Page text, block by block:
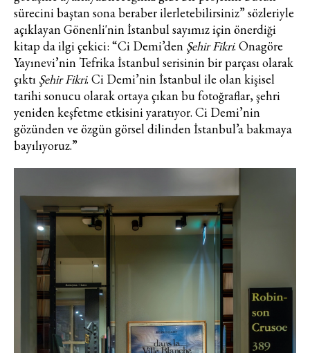
Turkuvaz Haberleşme ve Yayıncılık
A.Ş. tarafından
https://vogue.com.tr/internet sitesi
üzerinden sunulan ürün ve
hizmetlere ilişkin reklam, tanıtım,
pazarlama ve kutlama/ temenni
amaçlı her türlü e-bülten/ ticari
elektronik ileti gönderiminin e-posta
yoluyla tarafıma yapılmasına onay
soyad ve e-posta adresi verilerimin
işlenmesine açık rıza veriyorum.
KAPAT
sürecini baştan sona beraber ilerletebilirsiniz” sözleriyle
açıklayan Gönenli'nin İstanbul sayımız için önerdiği
kitap da ilgi çekici: “Ci Demi’den Şehir Fikri. Onagöre
Yayınevi’nin Tefrika İstanbul serisinin bir parçası olarak
çıktı Şehir Fikri. Ci Demi’nin İstanbul ile olan kişisel
tarihi sonucu olarak ortaya çıkan bu fotoğraflar, şehri
yeniden keşfetme etkisini yaratıyor. Ci Demi’nin
gözünden ve özgün görsel dilinden İstanbul’a bakmaya
bayılıyoruz.”